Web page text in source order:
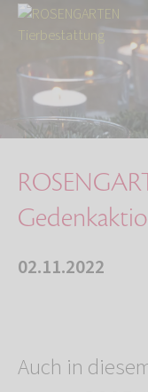
Start
ROSENGARTEN-Sterne
02.11.2022
Auch in